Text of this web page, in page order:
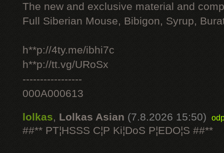
The new and exclusive material and
Full Siberian Mouse, Bibigon, Syrup,
h**p://4ty.me/ibhi7c
h**p://tt.vg/URoSx
-----------------
000A000613
lolkas,Lolkas Asian (7.8.2026 15:50)
##** PT¦HSSS C¦P Ki¦DoS P¦EDO¦S ##**